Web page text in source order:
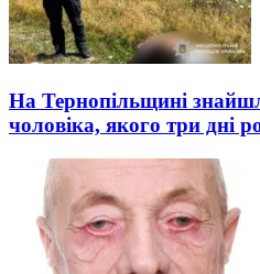
На Тернопільщині
чоловіка, якого три дні